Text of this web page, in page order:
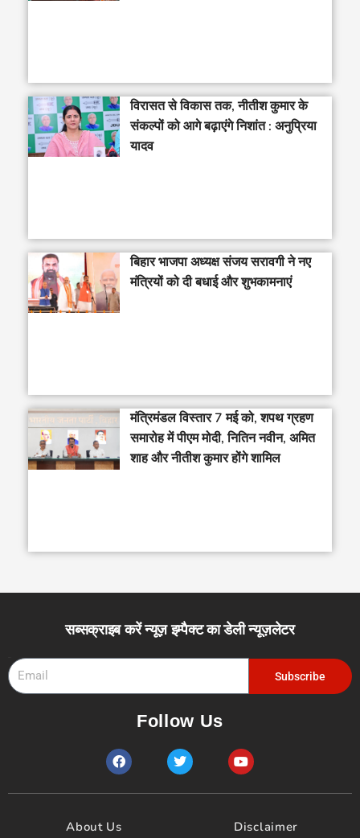
विरासत से विकास तक, नीतीश कुमार के
संकल्पों को आगे बढ़ाएंगे निशांत : अनुप्रिया
यादव
बिहार भाजपा अध्यक्ष संजय सरावगी ने नए
मंत्रियों को दी बधाई और शुभकामनाएं
मंत्रिमंडल विस्तार 7 मई को, शपथ ग्रहण
समारोह में पीएम मोदी, नितिन नवीन, अमित
शाह और नीतीश कुमार होंगे शामिल
सब्सक्राइब करें न्यूज़ इम्पैक्ट का डेली न्यूज़लेटर
Subscribe
Follow Us
F
a
e
o
T
w
t
Y
o
t
b
e
About Us Disclaimer